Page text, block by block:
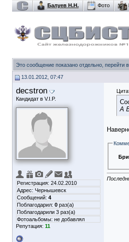
Балуев Н.Н. Фото
Это сообщение показано отдельно, перейти
13.01.2012, 07:47
decstron
Кандидат в V.I.P.
Регистрация: 24.02.2010
Адрес: Чернышевск
Сообщений: 4
Поблагодарил: 0 раз(а)
Поблагодарили 3 раз(а)
Фотоальбомы: не добавлял
Репутация: 11
А